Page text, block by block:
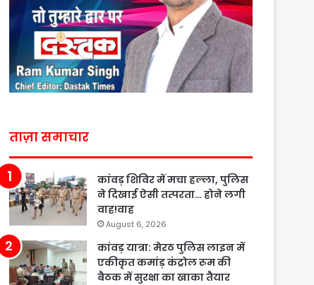
ताज़ा समाचार
कांवड़ शिविर में मचा हल्ला, पुलिस
ने दिखाई ऐसी तत्परता… होने लगी
वाह!वाह
August 6, 2026
कांवड़ यात्रा: मेरठ पुलिस लाइन में
एकीकृत कमांड़ कंट्रोल रूम की
बैठक में सुरक्षा का खाका तैयार